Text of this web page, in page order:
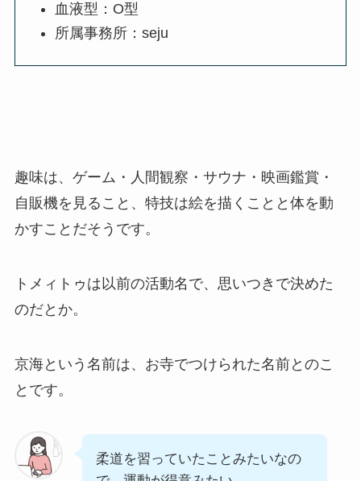
血液型：O型
所属事務所：seju
趣味は、ゲーム・人間観察・サウナ・映画鑑賞・
自販機を見ること、特技は絵を描くことと体を動
かすことだそうです。
トメィトゥは以前の活動名で、思いつきで決めた
のだとか。
京海という名前は、お寺でつけられた名前とのこ
とです。
柔道を習っていたことみたいなの